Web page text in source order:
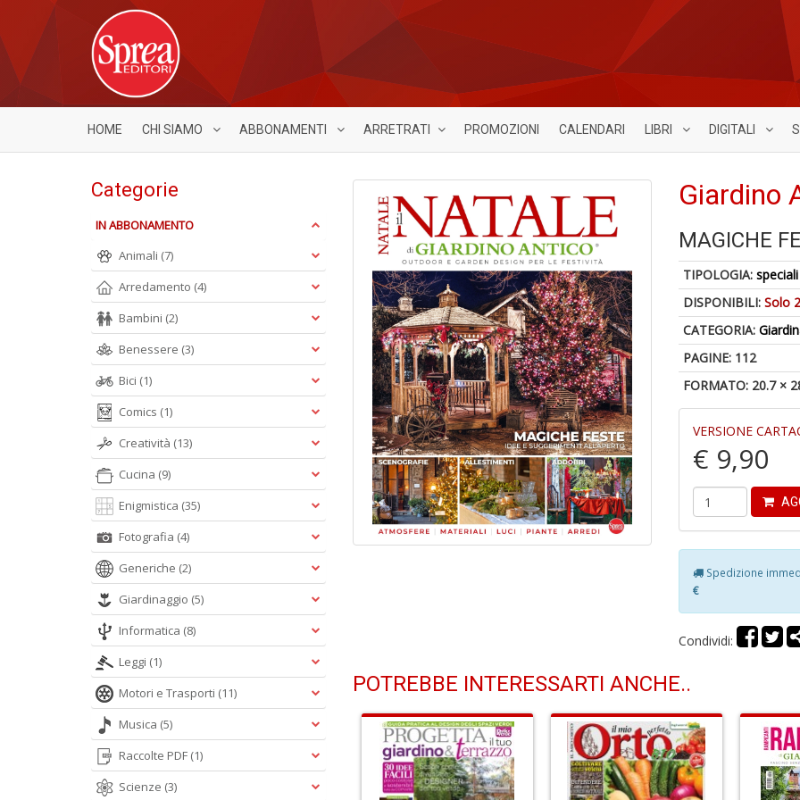
HOME CHI SIAMO ABBONAMENTI ARRETRATI PROMOZIONI CALENDARI LIBRI DIGITALI
Giardino
MAGICHE
TIPOLOGIA:speciali
DISPONIBILI:Solo
CATEGORIA:
PAGINE: 112
FORMATO: 20.7 ×
VERSIONE
€ 9,90
Spedizione
€
Condividi:
POTREBBE INTERESSARTI ANCHE..
Categorie
IN ABBONAMENTO
Animali (7)
Arredamento (4)
Bambini (2)
Benessere (3)
Bici (1)
Comics (1)
Creatività (13)
Cucina (9)
Enigmistica (35)
Fotografia (4)
Generiche (2)
Giardinaggio (5)
Informatica (8)
Leggi (1)
Motori e Trasporti (11)
Musica (5)
Raccolte PDF (1)
Scienze (3)